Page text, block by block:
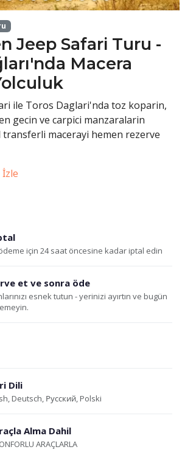
Jeep Safari Turu -
Macera
ile Toros Daglari'nda toz koparin,
gecin ve carpici manzaralarin
macerayi hemen rezerve
için 24 saat öncesine kadar iptal edin
et ve sonra öde
esnek tutun - yerinizi ayırtın ve bugün
Dili
Deutsch, Русский, Polski
Alma Dahil
ARAÇLARLA